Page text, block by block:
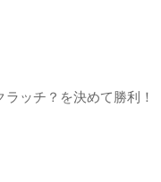
ッチ？を決めて勝利！